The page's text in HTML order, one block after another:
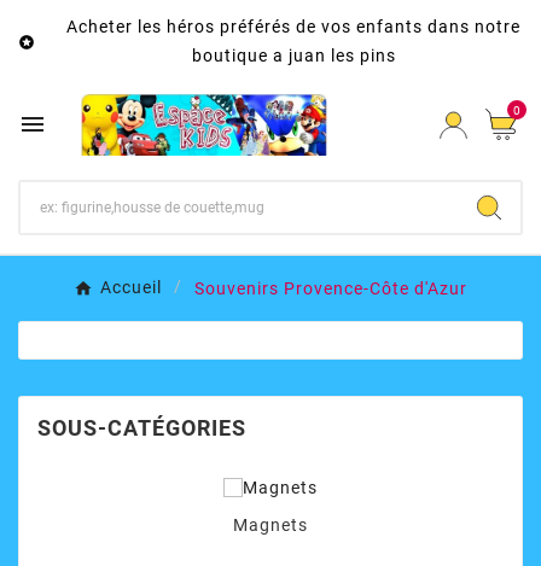

Acheter les héros préférés de vos enfants dans notre
boutique a juan les pins
 0
Accueil Souvenirs Provence-Côte d'Azur
SOUS-CATÉGORIES
Magnets